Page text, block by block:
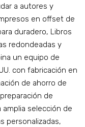
a autores y
en offset de
duradero, Libros
redondeadas y
un equipo de
con fabricación en
de ahorro de
de
amplia selección de
personalizadas,